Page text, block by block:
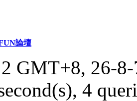
論壇
2 GMT+8, 26-
4